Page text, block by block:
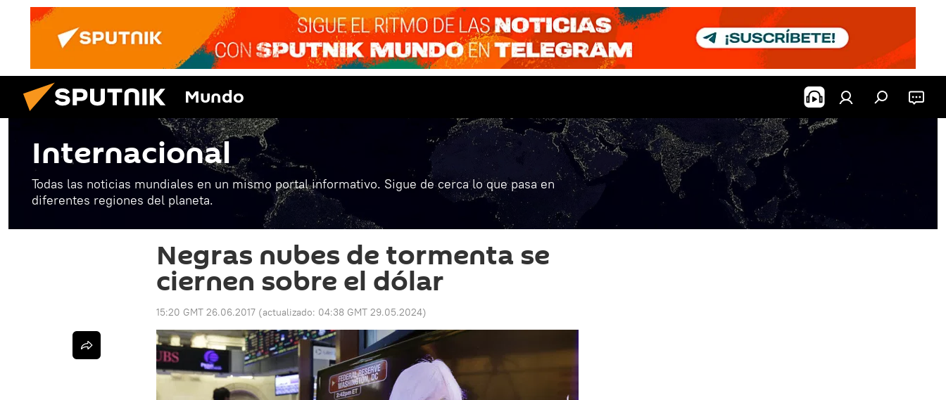
Mundo
Internacional
Todas las noticias mundiales en un mismo portal informativo. Sigue de cerca lo que pasa en
diferentes regiones del planeta.
Negras nubes de tormenta se
ciernen sobre el dólar
15:20 GMT 26.06.2017 (actualizado: 04:38 GMT 29.05.2024)